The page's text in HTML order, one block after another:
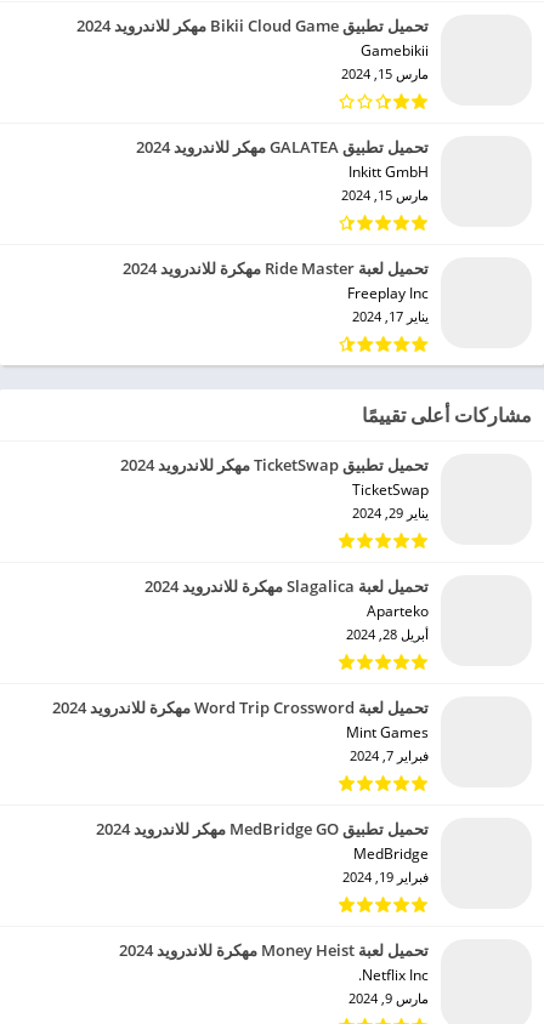
تحميل تطبيق Bikii Cloud Game مهكر للاندرويد 2024
Gamebikii‏
مارس 15, 2024
تحميل تطبيق GALATEA مهكر للاندرويد 2024
Inkitt GmbH‏
مارس 15, 2024
تحميل لعبة Ride Master مهكرة للاندرويد 2024
Freeplay Inc‏
يناير 17, 2024
مشاركات أعلى تقييمًا
تحميل تطبيق TicketSwap مهكر للاندرويد 2024
TicketSwap‏
يناير 29, 2024
تحميل لعبة Slagalica مهكرة للاندرويد 2024
Aparteko‏
أبريل 28, 2024
تحميل لعبة Word Trip Crossword مهكرة للاندرويد 2024
Mint Games‏
فبراير 7, 2024
تحميل تطبيق MedBridge GO مهكر للاندرويد 2024
MedBridge‏
فبراير 19, 2024
تحميل لعبة Money Heist مهكرة للاندرويد 2024
Netflix Inc.‏
مارس 9, 2024